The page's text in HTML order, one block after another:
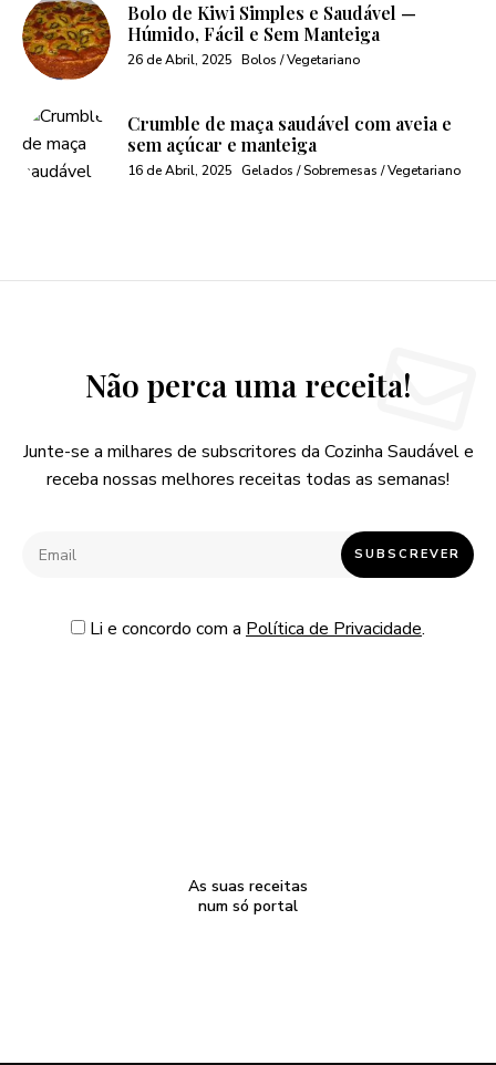
Bolo de Kiwi Simples e Saudável —
Húmido, Fácil e Sem Manteiga
26 de Abril, 2025 Bolos / Vegetariano
Crumble de maça saudável com aveia e
sem açúcar e manteiga
16 de Abril, 2025 Gelados / Sobremesas / Vegetariano
Não perca uma receita!
Junte-se a milhares de subscritores da Cozinha Saudável e
receba nossas melhores receitas todas as semanas!
Li e concordo com a Política de Privacidade.
As suas receitas
num só portal